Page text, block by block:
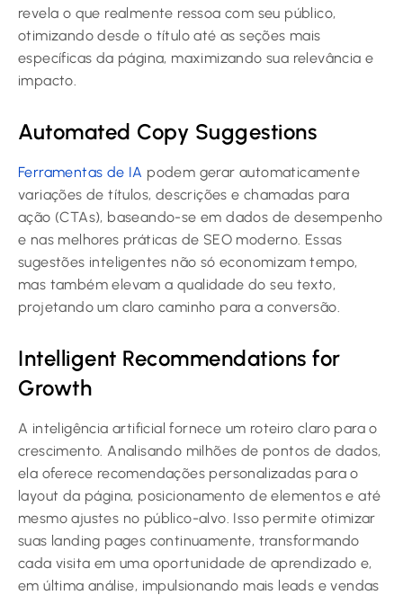
revela o que realmente ressoa com seu público,
otimizando desde o título até as seções mais
específicas da página, maximizando sua relevância e
impacto.
Automated Copy Suggestions
Ferramentas de IA podem gerar automaticamente
variações de títulos, descrições e chamadas para
ação (CTAs), baseando-se em dados de desempenho
e nas melhores práticas de SEO moderno. Essas
sugestões inteligentes não só economizam tempo,
mas também elevam a qualidade do seu texto,
projetando um claro caminho para a conversão.
Intelligent Recommendations for
Growth
A inteligência artificial fornece um roteiro claro para o
crescimento. Analisando milhões de pontos de dados,
ela oferece recomendações personalizadas para o
layout da página, posicionamento de elementos e até
mesmo ajustes no público-alvo. Isso permite otimizar
suas landing pages continuamente, transformando
cada visita em uma oportunidade de aprendizado e,
em última análise, impulsionando mais leads e vendas